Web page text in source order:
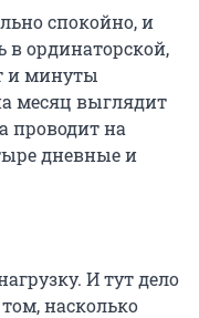
спокойно, и
в ординаторской,
и минуты
месяц выглядит
проводит на
дневные и
И тут дело
насколько